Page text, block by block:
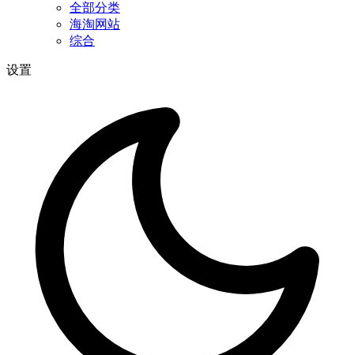
全部分类
海淘网站
综合
设置